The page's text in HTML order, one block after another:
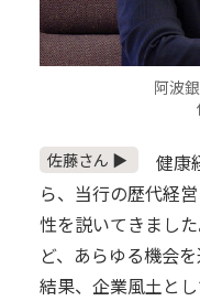
阿波
佐藤さん ▶
健康
ら、当行の歴代経
性を説いてきまし
ど、あらゆる機会
結果、企業風土と